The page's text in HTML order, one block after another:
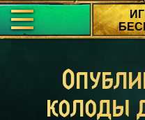
колоды